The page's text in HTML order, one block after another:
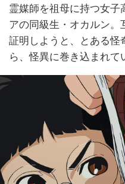
霊媒師を祖母に持つ女子
アの同級生・オカルン。
証明しようと、とある怪
ら、怪異に巻き込まれて